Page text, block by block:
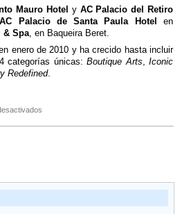
Mauro Hotel y AC Palacio del Retiro
AC Palacio de Santa Paula Hotel
en
& Spa, en Baqueira Beret.
enero de 2010 y ha crecido hasta incluir
categorí­as únicas:Boutique Arts,Iconic
Redefined.
incorporan